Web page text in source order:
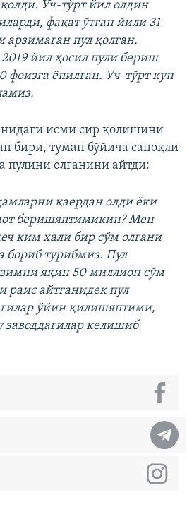
Уч-тўрт йил олдин
фақат ўтган йили 31
арзимаган пул қолган.
йил ҳосил пули бериш
фоизга ёпилган. Уч-тўрт кун
исми сир қолишини
бири, туман бўйича саноқли
пулини олганини айтди:
қаердан олди ёки
беришяптимикин? Мен
ким ҳали бир сўм олгани
бориб турибмиз. Пул
яқин 50 миллион сўм
раис айтганидек пул
ўйин қилишяптими,
заводдагилар келишиб